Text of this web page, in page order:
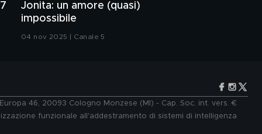
l'intervista integrale
dell'ironia
Jonita: un amore (quasi)
impossibile
04 nov 2025 | Canale 5
46, 20093 Cologno Monzese (MI) - Cap. Soc. int. vers. €
funzionale all'addestramento di sistemi di intelligenza